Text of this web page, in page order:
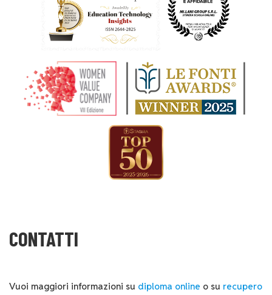
CONTATTI
Vuoi maggiori informazioni su diploma online o su recupero